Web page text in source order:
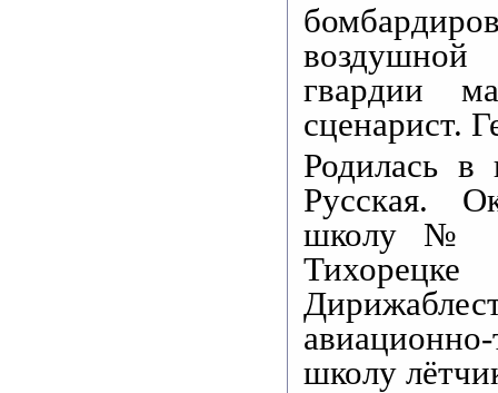
гвардии
сценарист.
Родилась в
Русская.
школу №
школу